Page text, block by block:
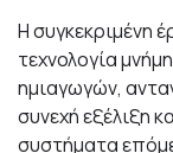
Η συγκεκριμένη
τεχνολογία
ημιαγωγών,
συνεχή εξέλιξη
συστήματα